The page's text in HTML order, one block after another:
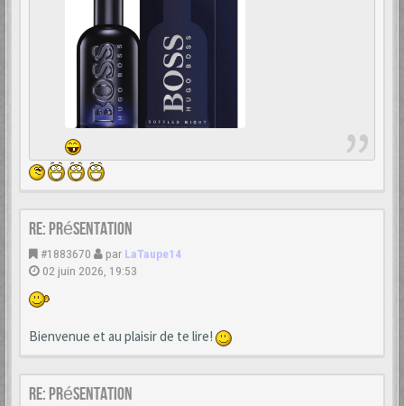
Re: Présentation
#1883670 par LaTaupe14
02 juin 2026, 19:53
Bienvenue et au plaisir de te lire!
Re: Présentation